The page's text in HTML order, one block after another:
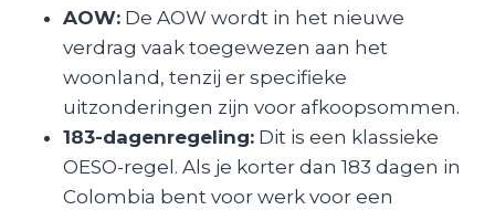
AOW:De AOW wordt in het nieuwe
verdrag vaak toegewezen aan het
woonland, tenzij er specifieke
uitzonderingen zijn voor afkoopsommen.
183-dagenregeling:Dit is een klassieke
OESO-regel. Als je korter dan 183 dagen in
Colombia bent voor werk voor een